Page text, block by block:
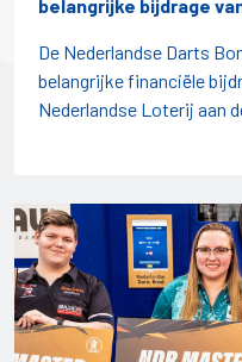
belangrijke bijdrage
De Nederlandse Darts
belangrijke financiële
Nederlandse Loterij aan